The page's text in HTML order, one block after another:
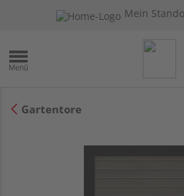
Mein
Gartentore